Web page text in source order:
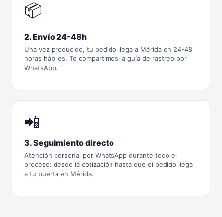
📦
2. Envío 24-48h
Una vez producido, tu pedido llega a Mérida en 24-48
horas hábiles. Te compartimos la guía de rastreo por
WhatsApp.
📲
3. Seguimiento directo
Atención personal por WhatsApp durante todo el
proceso: desde la cotización hasta que el pedido llega
a tu puerta en Mérida.